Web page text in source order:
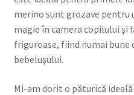
merino sunt grozave pentru
magie în camera copilului şi
friguroase, fiind numai bune
bebeluşului.
Mi-am dorit o păturică